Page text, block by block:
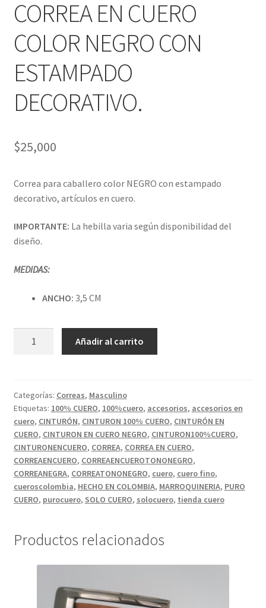
CORREA EN CUERO
COLOR NEGRO CON
ESTAMPADO
DECORATIVO.
$25,000
Correa para caballero color NEGRO con estampado
decorativo, artículos en cuero.
IMPORTANTE: La hebilla varia según disponibilidad del
diseño.
MEDIDAS:
ANCHO: 3,5 CM
NEGRO
CON
ESTAMPADO
DECORATIVO.
cantidad
Añadir al carrito
Categorías: Correas, Masculino
Etiquetas: 100% CUERO, 100%cuero, accesorios, accesorios en
cuero, CINTURÓN, CINTURON 100% CUERO, CINTURÓN EN
CUERO, CINTURON EN CUERO NEGRO, CINTURON100%CUERO,
CINTURONENCUERO, CORREA, CORREA EN CUERO,
CORREAENCUERO, CORREAENCUEROTONONEGRO,
CORREANEGRA, CORREATONONEGRO, cuero, cuero fino,
cueroscolombia, HECHO EN COLOMBIA, MARROQUINERIA, PURO
CUERO, purocuero, SOLO CUERO, solocuero, tienda cuero
Productos relacionados